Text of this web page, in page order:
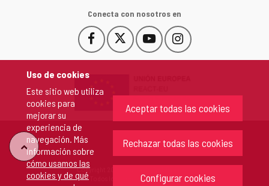
Uso de cookies
Este sitio web utiliza
cookies para
mejorar su
experiencia de
navegación. Más
información sobre
cómo usamos las
cookies y de qué
Aceptar todas las cookies
Rechazar todas las cookies
Configurar cookies
Conecta con nosotros en
Facebook
Este
enlace
en
nueva.
Este
enlace
una
ventana
nueva.
YouTube
Este
enlace
una
ventana
nueva.
Instagram
Este
enlace
una
ventana
nueva.
"Volver
arriba"
Copyright 2026 - Junta de Castilla y León
Todos los derechos reservados.